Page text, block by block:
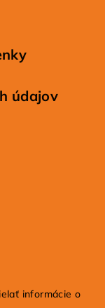
údajov
informácie o